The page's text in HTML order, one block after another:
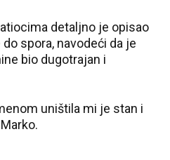
detaljno je opisao
spora, navodeći da je
bio dugotrajan i
uništila mi je stan i